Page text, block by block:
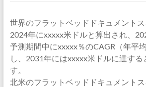
世界のフラットベッドドキュメント
2024年にxxxxx米ドルと算出され、
予測期間中にxxxxx％のCAGR（年平
し、2031年にはxxxxx米ドルに達する
す。
北米のフラットベッドドキュメント